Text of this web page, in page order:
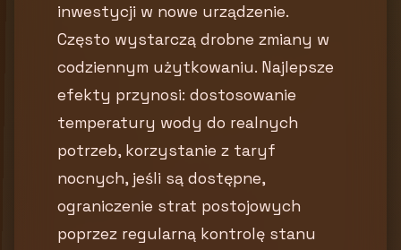
inwestycji w nowe urządzenie.
Często wystarczą drobne zmiany w
codziennym użytkowaniu. Najlepsze
efekty przynosi: dostosowanie
temperatury wody do realnych
potrzeb, korzystanie z taryf
nocnych, jeśli są dostępne,
ograniczenie strat postojowych
poprzez regularną kontrolę stanu